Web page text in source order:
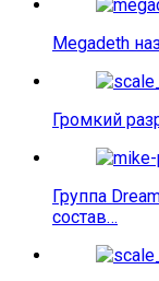
Megadeth
Громкий
Группа
состав…